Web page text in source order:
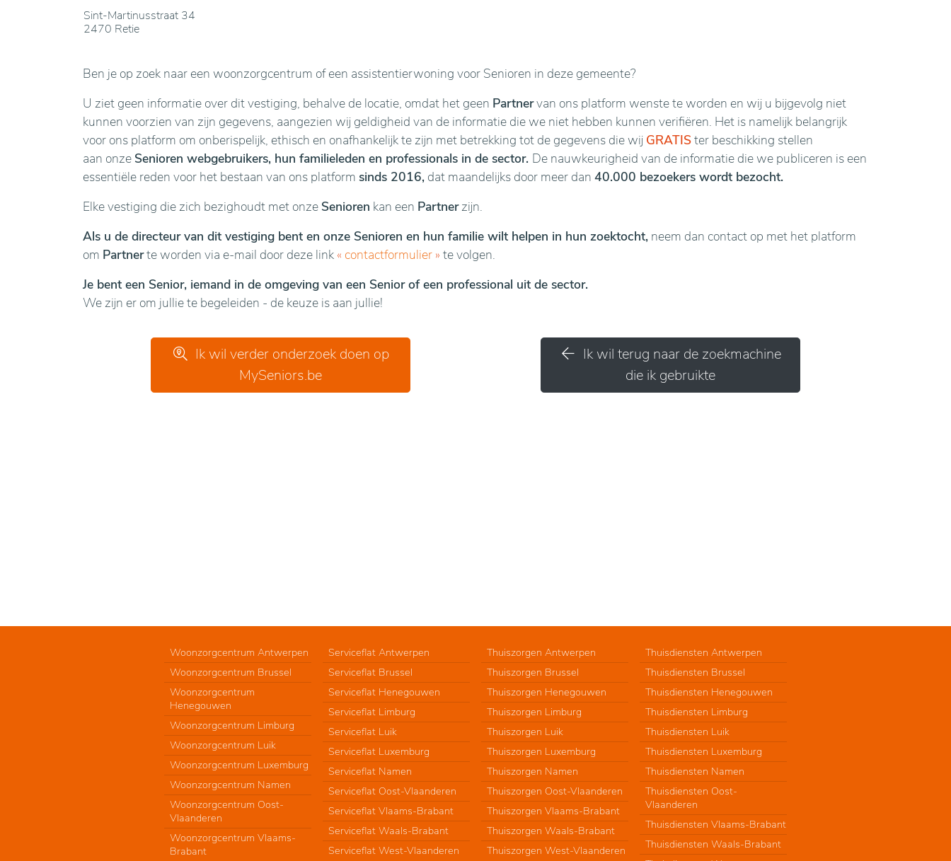
Sint-Martinusstraat 34
2470 Retie
Ben je op zoek naar een woonzorgcentrum of een assistentierwoning voor Senioren in deze gemeente?
U ziet geen informatie over dit vestiging, behalve de locatie, omdat het geen Partnervan ons platform wenste te worden en wij u bijgevolg niet
kunnen voorzien van zijn gegevens, aangezien wij geldigheid van de informatie die we niet hebben kunnen verifiëren. Het is namelijk belangrijk
voor ons platform om onberispelijk, ethisch en onafhankelijk te zijn met betrekking tot de gegevens die wij GRATISter beschikking stellen
aan onze Senioren webgebruikers, hun familieleden en professionals in de sector. De nauwkeurigheid van de informatie die we publiceren is een
essentiële reden voor het bestaan van ons platform sinds 2016, dat maandelijks door meer dan 40.000 bezoekers wordt bezocht.
Elke vestiging die zich bezighoudt met onze Senioren kan een Partnerzijn.
Als u de directeur van dit vestiging bent en onze Senioren en hun familie wilt helpen in hun zoektocht, neem dan contact op met het platform
om Partnerte worden via e-mail door deze link « contactformulier » te volgen.
Je bent een Senior, iemand in de omgeving van een Senior of een professional uit de sector.
We zijn er om jullie te begeleiden - de keuze is aan jullie!
Ik wil verder onderzoek doen op
MySeniors.be
Ik wil terug naar de zoekmachine
die ik gebruikte
Woonzorgcentrum Antwerpen
Woonzorgcentrum Brussel
Woonzorgcentrum
Henegouwen
Woonzorgcentrum Limburg
Woonzorgcentrum Luik
Woonzorgcentrum Luxemburg
Woonzorgcentrum Namen
Woonzorgcentrum Oost-
Vlaanderen
Woonzorgcentrum Vlaams-
Brabant
Serviceflat Antwerpen
Serviceflat Brussel
Serviceflat Henegouwen
Serviceflat Limburg
Serviceflat Luik
Serviceflat Luxemburg
Serviceflat Namen
Serviceflat Oost-Vlaanderen
Serviceflat Vlaams-Brabant
Serviceflat Waals-Brabant
Serviceflat West-Vlaanderen
Thuiszorgen Antwerpen
Thuiszorgen Brussel
Thuiszorgen Henegouwen
Thuiszorgen Limburg
Thuiszorgen Luik
Thuiszorgen Luxemburg
Thuiszorgen Namen
Thuiszorgen Oost-Vlaanderen
Thuiszorgen Vlaams-Brabant
Thuiszorgen Waals-Brabant
Thuiszorgen West-Vlaanderen
Thuisdiensten Antwerpen
Thuisdiensten Brussel
Thuisdiensten Henegouwen
Thuisdiensten Limburg
Thuisdiensten Luik
Thuisdiensten Luxemburg
Thuisdiensten Namen
Thuisdiensten Oost-
Vlaanderen
Thuisdiensten Vlaams-Brabant
Thuisdiensten Waals-Brabant